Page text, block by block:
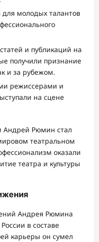
молодых талантов
и публикаций на
получили признание
и за рубежом.
режиссерами и
на сцене
Андрей Рюмин стал
театральном
оказали
театра и культуры
Андрея Рюмина
в составе
карьеры он сумел